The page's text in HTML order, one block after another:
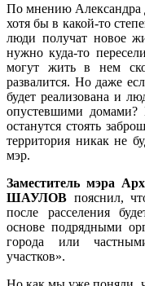
По мнению Александра
хотя бы в какой-то
люди получат новое
нужно куда-то
могут жить в нем
развалится. Но даже
будет реализована и
опустевшими домами?
останутся стоять
территория никак не
мэр.
Заместитель мэра
ШАУЛОВ пояснил,
после расселения
основе подрядными
города или
участков».